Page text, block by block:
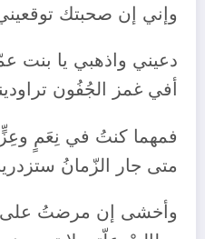
وإني إن صحبتك
دعيني واذهبي يا بنت
أفي غمز الجُفُون
فمهما كنتُ في نِعَمٍ وعِزٍّ
متى جار الزّمانُ
وأخشى إن مرضتُ